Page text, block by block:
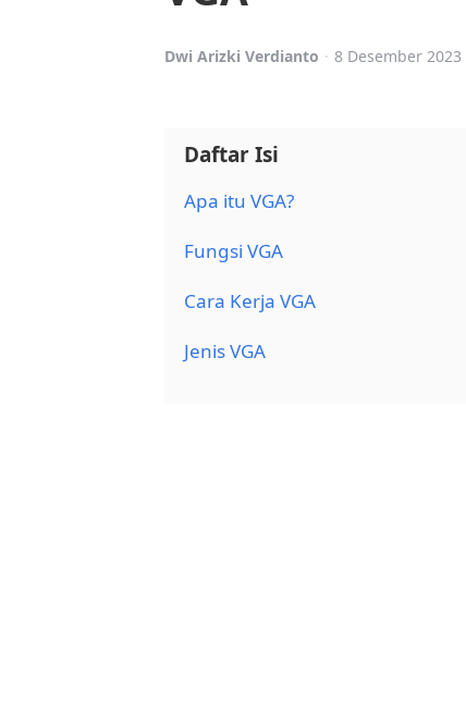
Posted
Dwi Arizki Verdianto 8 Desember 2023
Daftar Isi
Apa itu VGA?
Fungsi VGA
Cara Kerja VGA
Jenis VGA